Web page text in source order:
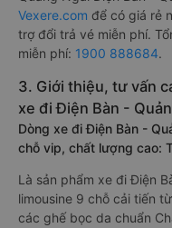
Vexere.com để có giá rẻ
trợ đổi trả vé miễn phí.
miễn phí: 1900 888684.
3. Giới thiệu, tư vấn
xe đi Điện Bàn -
Dòng xe đi Điện Bàn -
chỗ vip, chất lượng cao:
Là sản phẩm xe đi Điện
limousine 9 chỗ cải tiến
các ghế bọc da chuẩn